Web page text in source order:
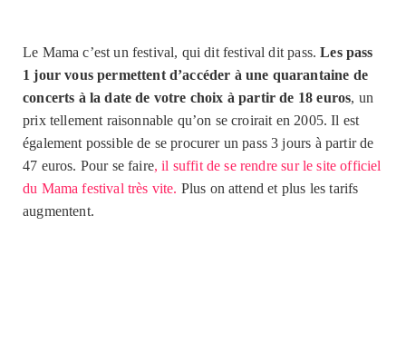
Le Mama c’est un festival, qui dit festival dit pass. Les pass
1 jour vous permettent d’accéder à une quarantaine de
concerts à la date de votre choix à partir de 18 euros, un
prix tellement raisonnable qu’on se croirait en 2005. Il est
également possible de se procurer un pass 3 jours à partir de
47 euros. Pour se faire, il suffit de se rendre sur le site officiel
du Mama festival très vite. Plus on attend et plus les tarifs
augmentent.